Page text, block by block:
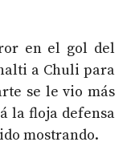
en el gol del
a Chuli para
se le vio más
la floja defensa
mostrando.